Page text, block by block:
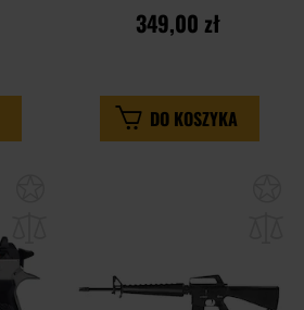
349,00 zł
DO KOSZYKA